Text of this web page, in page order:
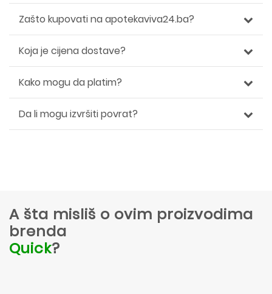
Zašto kupovati na apotekaviva24.ba?
Koja je cijena dostave?
Kako mogu da platim?
Da li mogu izvršiti povrat?
A šta misliš o ovim proizvodima
brenda
Quick?